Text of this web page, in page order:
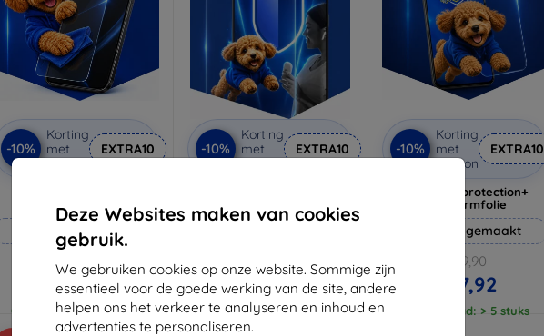
Deze Websites maken van cookies
gebruik.
We gebruiken cookies op onze website. Sommige zijn
essentieel voor de goede werking van de site, andere
helpen ons het verkeer te analyseren en inhoud en
advertenties te personaliseren.
-10%
Korting
met
coupon
EXTRA10
Op maat gemaakt
€ 17,90
€ 16,11
Op voorraad: > 5 stuks
-10%
Korting
met
coupon
EXTRA10
€ 13,90
€ 12,51
Op voorraad: > 5 stuks
-10%
Korting
met
coupon
EXTRA10
3mk Silverprotection+
beschermfolie
Op maat gemaakt
€ 19,90
€ 17,92
Op voorraad: > 5 stuks